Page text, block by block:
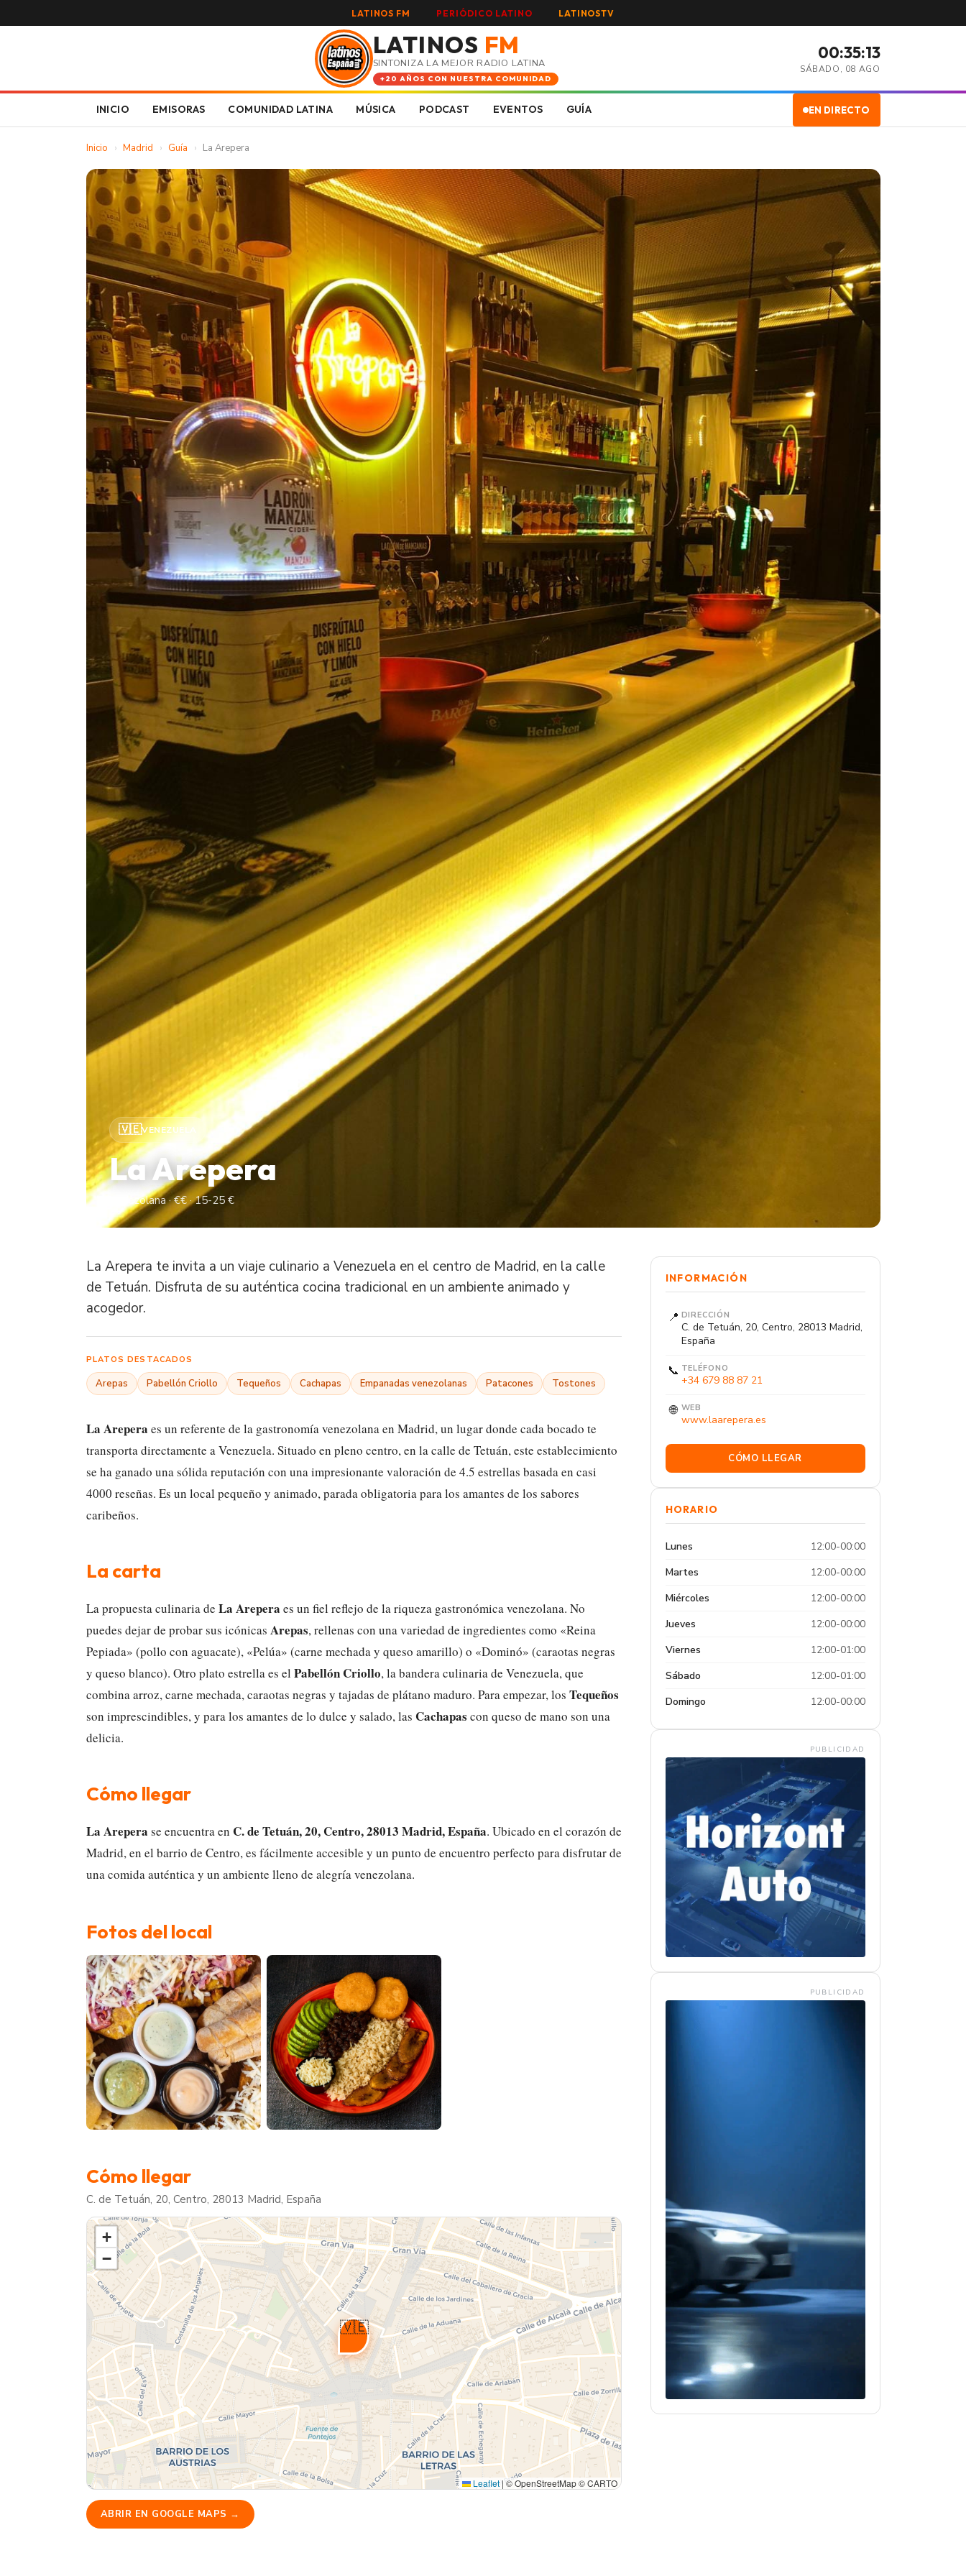
LATINOS FM PERIÓDICO LATINO LATINOSTV
LATINOS FM
SINTONIZA LA MEJOR RADIO LATINA
+20 AÑOS CON NUESTRA COMUNIDAD
00:35:15
SÁBADO, 08 AGO
INICIO EMISORAS COMUNIDAD LATINA MÚSICA PODCAST EVENTOS GUÍA EN DIRECTO
Inicio › Madrid › Guía › La Arepera
🇻🇪VENEZUELA
La Arepera
Venezolana · €€ · 15-25 €
La Arepera te invita a un viaje culinario a Venezuela en el centro de Madrid, en la calle
de Tetuán. Disfruta de su auténtica cocina tradicional en un ambiente animado y
acogedor.
PLATOS DESTACADOS
Arepas Pabellón Criollo Tequeños Cachapas Empanadas venezolanas Patacones Tostones
La Arepera es un referente de la gastronomía venezolana en Madrid, un lugar donde cada bocado te
transporta directamente a Venezuela. Situado en pleno centro, en la calle de Tetuán, este establecimiento
se ha ganado una sólida reputación con una impresionante valoración de 4.5 estrellas basada en casi
4000 reseñas. Es un local pequeño y animado, parada obligatoria para los amantes de los sabores
caribeños.
La carta
La propuesta culinaria de La Arepera es un fiel reflejo de la riqueza gastronómica venezolana. No
puedes dejar de probar sus icónicas Arepas, rellenas con una variedad de ingredientes como «Reina
Pepiada» (pollo con aguacate), «Pelúa» (carne mechada y queso amarillo) o «Dominó» (caraotas negras
y queso blanco). Otro plato estrella es el Pabellón Criollo, la bandera culinaria de Venezuela, que
combina arroz, carne mechada, caraotas negras y tajadas de plátano maduro. Para empezar, los Tequeños
son imprescindibles, y para los amantes de lo dulce y salado, las Cachapas con queso de mano son una
delicia.
Cómo llegar
La Arepera se encuentra en C. de Tetuán, 20, Centro, 28013 Madrid, España. Ubicado en el corazón de
Madrid, en el barrio de Centro, es fácilmente accesible y un punto de encuentro perfecto para disfrutar de
una comida auténtica y un ambiente lleno de alegría venezolana.
Fotos del local
Cómo llegar
C. de Tetuán, 20, Centro, 28013 Madrid, España
🇻🇪
+
−
Leaflet | © OpenStreetMap © CARTO
ABRIR EN GOOGLE MAPS →
INFORMACIÓN
📍 DIRECCIÓN
C. de Tetuán, 20, Centro, 28013 Madrid,
España
📞 TELÉFONO
+34 679 88 87 21
🌐 WEB
www.laarepera.es
CÓMO LLEGAR
HORARIO
Lunes
12:00-00:00
Martes
12:00-00:00
Miércoles
12:00-00:00
Jueves
12:00-00:00
Viernes
12:00-01:00
Sábado
12:00-01:00
Domingo
12:00-00:00
PUBLICIDAD
PUBLICIDAD